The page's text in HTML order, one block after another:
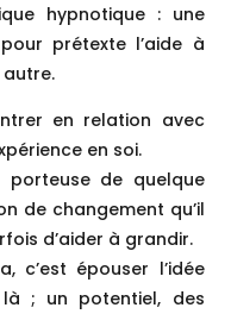
hypnotique : une
prétexte l’aide à
en relation avec
en soi.
de quelque
de changement qu’il
d’aider à grandir.
c’est épouser l’idée
; un potentiel, des